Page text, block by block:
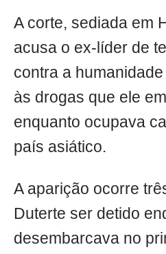
A corte, sediada em
acusa o ex-líder de
contra a
às drogas que ele
enquanto ocupava
país asiático.
A aparição ocorre
Duterte ser detido
desembarcava no